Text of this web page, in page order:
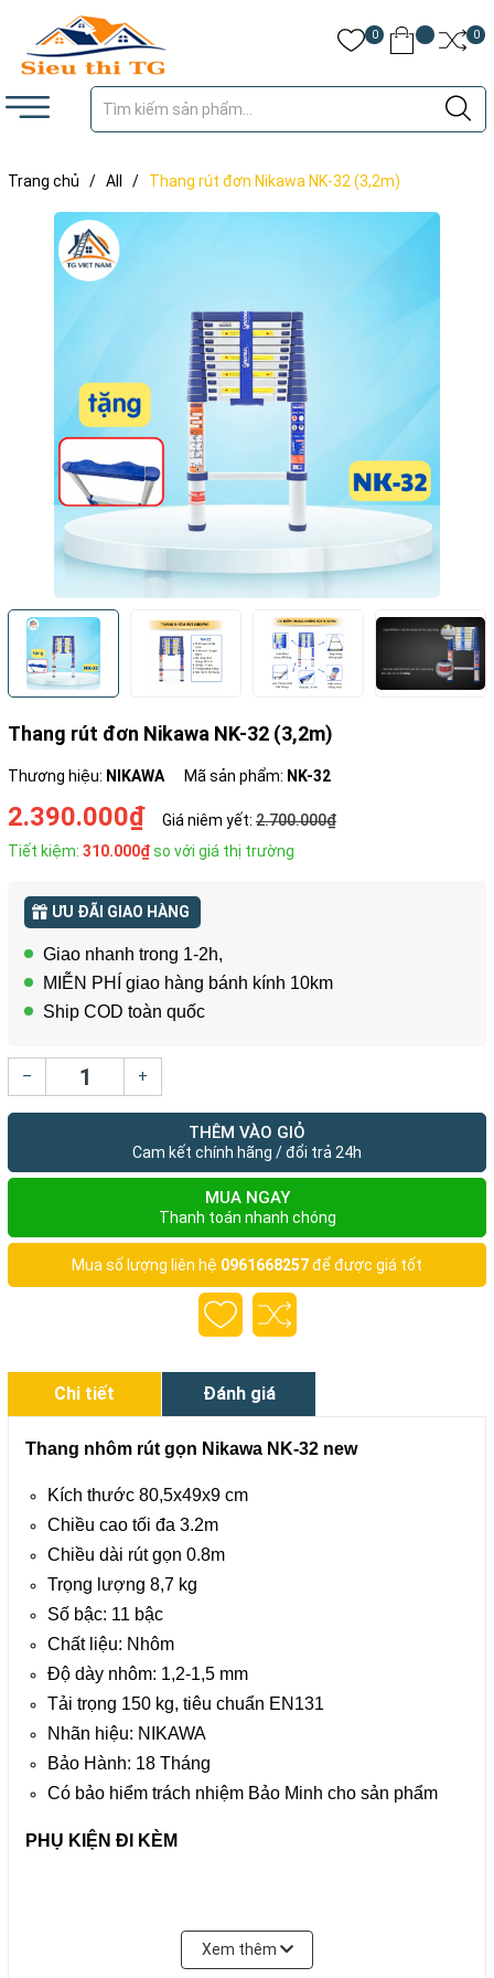
0 0
Trang chủ / All / Thang rút đơn Nikawa NK-32 (3,2m)
Thang rút đơn Nikawa NK-32 (3,2m)
Thương hiệu: NIKAWA Mã sản phẩm: NK-32
2.390.000₫ Giá niêm yết: 2.700.000₫
Tiết kiệm: 310.000₫so với giá thị trường
ƯU ĐÃI GIAO HÀNG
Giao nhanh trong 1-2h,
MIỄN PHÍ giao hàng bánh kính 10km
Ship COD toàn quốc
– +
THÊM VÀO GIỎ
Cam kết chính hãng / đổi trả 24h
MUA NGAY
Thanh toán nhanh chóng
Mua số lượng liên hệ 0961668257để được giá tốt
Chi tiết Đánh giá
Thang nhôm rút gọn Nikawa NK-32 new
Kích thước 80,5x49x9 cm
Chiều cao tối đa 3.2m
Chiều dài rút gọn 0.8m
Trọng lượng 8,7 kg
Số bậc: 11 bậc
Chất liệu: Nhôm
Độ dày nhôm: 1,2-1,5 mm
Tải trọng 150 kg, tiêu chuẩn EN131
Nhãn hiệu: NIKAWA
Bảo Hành: 18 Tháng
Có bảo hiểm trách nhiệm Bảo Minh cho sản phẩm
PHỤ KIỆN ĐI KÈM
Đệm cao su gắn trực tiếp vào đầu thang
Phiếu bảo hành + hướng dẫn sử dụng thang
Xem thêm